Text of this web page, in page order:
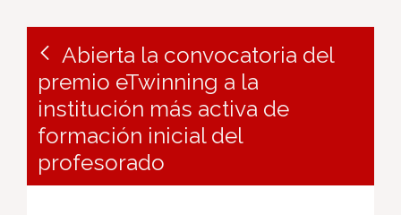
Abierta la convocatoria del
premio eTwinning a la
institución más activa de
formación inicial del
profesorado